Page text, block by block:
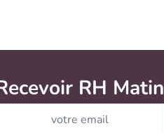
RH Matin